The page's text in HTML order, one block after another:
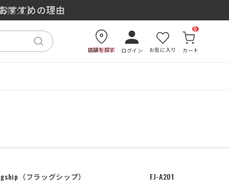
すすめの理由
店舗を探す ログイン お気に入り カート
0
フラッグシップ FJ-A201